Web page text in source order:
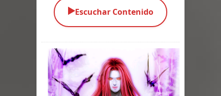
Parte 02: Los Muertos Gobiernan a
Parte 01: Escondido a Plena Luz
Parte 02: El Enemigo de mi Enemigo
▶️Escuchar Contenido